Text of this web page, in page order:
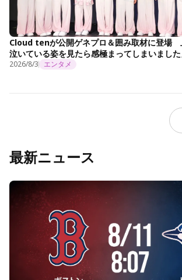
Cloud tenが公開ゲネプロ＆囲み取材に登場
泣いている姿を見たら感極まってしまいました
2026/8/3 エンタメ
最新ニュース